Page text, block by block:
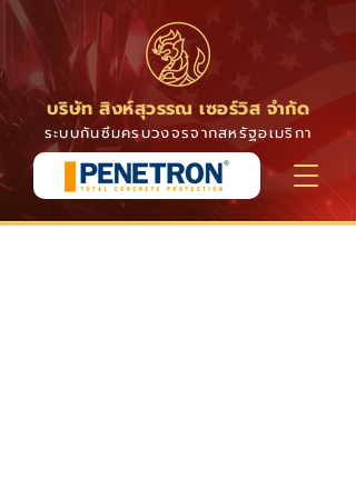
บริษัท สิงห์สุวรรณ เซอร์วิส จำกัด
ระบบกันซึมครบวงจรจากสหรัฐอเมริกา